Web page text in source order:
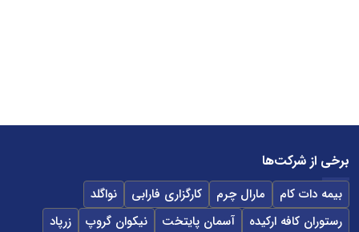
برخی از شرکت‌ها
بیمه دات کام مارال چرم کارگزاری فارابی
نواگلد
رستوران کافه ارکیده
آسمان پایتخت نیکوان گروپ
زرپاد